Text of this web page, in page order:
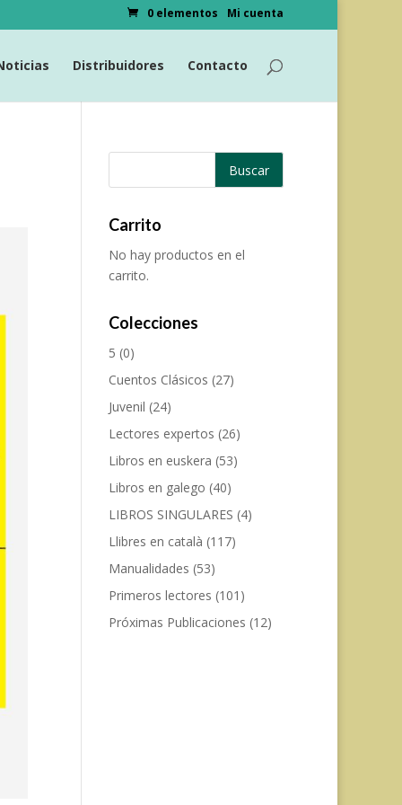
Mi cuenta
0 elementos
Distribuidores Contacto
Carrito
No hay productos en el
carrito.
Colecciones
5 (0)
Cuentos Clásicos (27)
Juvenil (24)
Lectores expertos (26)
Libros en euskera (53)
Libros en galego (40)
LIBROS SINGULARES (4)
Llibres en català (117)
Manualidades (53)
Primeros lectores (101)
Próximas Publicaciones (12)